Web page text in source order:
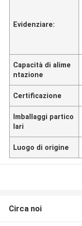
Evidenziare:
Capacità di alime
ntazione
Certificazione
Imballaggi partico
lari
Luogo di origine
Circa noi